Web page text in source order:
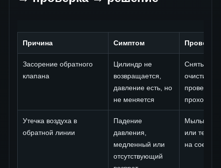
Причина Симптом Проверка
Засорение обратного
клапана
Цилиндр не
возвращается,
давление есть, но
не меняется
Снять
очистить,
проверить
Утечка воздуха в
обратной линии
Падение
давления,
медленный или
отсутствующий
Мыльный
или
на